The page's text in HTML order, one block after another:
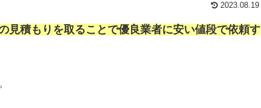
2023.08.19
見積もりを取ることで優良業者に安い値段で依頼す